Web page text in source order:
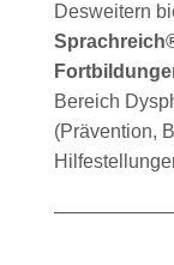
Desweitern
Bereich
(Prävention,